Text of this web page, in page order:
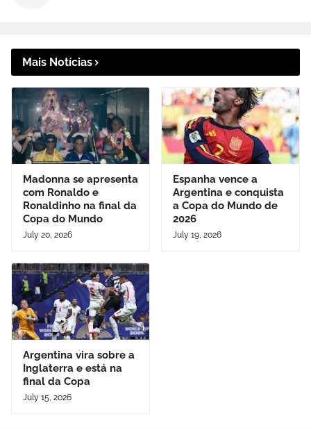
Mais Notícias
Madonna se apresenta
com Ronaldo e
Ronaldinho na final da
Copa do Mundo
July 20, 2026
Espanha vence a
Argentina e conquista
a Copa do Mundo de
2026
July 19, 2026
Argentina vira sobre a
Inglaterra e está na
final da Copa
July 15, 2026